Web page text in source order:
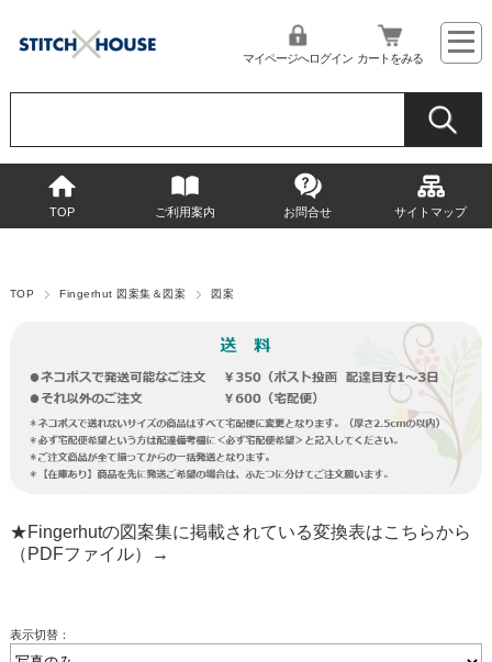
マイページへログイン カートをみる
TOP ご利用案内 お問合せ サイトマップ
TOP Fingerhut 図案集＆図案 図案
★Fingerhutの図案集に掲載されている変換表はこちらから
（PDFファイル）→
表示切替：